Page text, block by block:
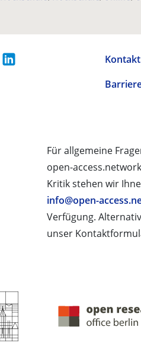
Kontakt
Für allgemeine
open-
Kritik stehen wir
info@open-
Verfügung.
unser